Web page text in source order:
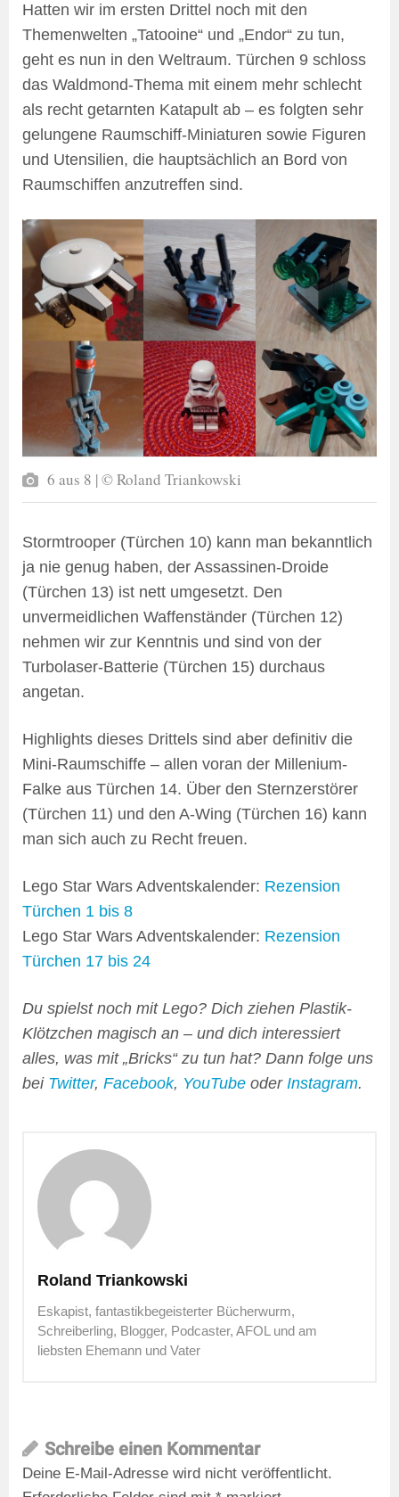
Hatten wir im ersten Drittel noch mit den
Themenwelten „Tatooine“ und „Endor“ zu tun,
geht es nun in den Weltraum. Türchen 9 schloss
das Waldmond-Thema mit einem mehr schlecht
als recht getarnten Katapult ab – es folgten sehr
gelungene Raumschiff-Miniaturen sowie Figuren
und Utensilien, die hauptsächlich an Bord von
Raumschiffen anzutreffen sind.
6 aus 8 | © Roland Triankowski
Stormtrooper (Türchen 10) kann man bekanntlich
ja nie genug haben, der Assassinen-Droide
(Türchen 13) ist nett umgesetzt. Den
unvermeidlichen Waffenständer (Türchen 12)
nehmen wir zur Kenntnis und sind von der
Turbolaser-Batterie (Türchen 15) durchaus
angetan.
Highlights dieses Drittels sind aber definitiv die
Mini-Raumschiffe – allen voran der Millenium-
Falke aus Türchen 14. Über den Sternzerstörer
(Türchen 11) und den A-Wing (Türchen 16) kann
man sich auch zu Recht freuen.
Lego Star Wars Adventskalender: Rezension
Türchen 1 bis 8
Lego Star Wars Adventskalender: Rezension
Türchen 17 bis 24
Du spielst noch mit Lego? Dich ziehen Plastik-
Klötzchen magisch an – und dich interessiert
alles, was mit „Bricks“ zu tun hat? Dann folge uns
bei Twitter, Facebook, YouTube oder Instagram.
Roland Triankowski
Eskapist, fantastikbegeisterter Bücherwurm,
Schreiberling, Blogger, Podcaster, AFOL und am
liebsten Ehemann und Vater
Schreibe einen Kommentar
Deine E-Mail-Adresse wird nicht veröffentlicht.